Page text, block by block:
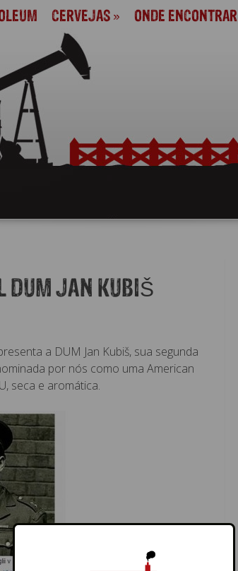
CERVEJAS » ONDE ENCONTRAR
DUM JAN KUBIŠ
a DUM Jan Kubiš, sua segunda
por nós como uma American
seca e aromática.